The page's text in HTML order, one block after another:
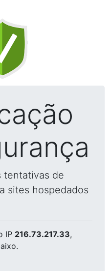
tentativas de
sites hospedados
IP 216.73.217.33,